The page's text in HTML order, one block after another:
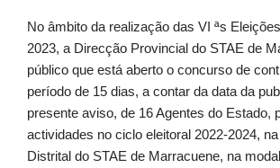
No âmbito da realização das VI ªs
2023, a Direcção Provincial do STAE de
público que está aberto o concurso de
período de 15 dias, a contar da data da
presente aviso, de 16 Agentes do Estado,
actividades no ciclo eleitoral 2022-2024,
Distrital do STAE de Marracuene, na